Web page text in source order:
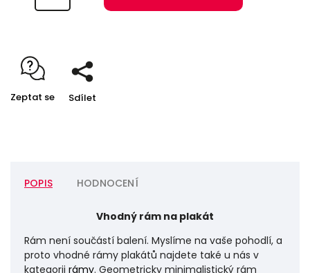
Zeptat se Sdílet
POPIS HODNOCENÍ
Vhodný rám na plakát
Rám není součástí balení. Myslíme na vaše pohodlí, a
proto vhodné rámy plakátů najdete také u nás v
kategorii rámy. Geometricky minimalistický rám